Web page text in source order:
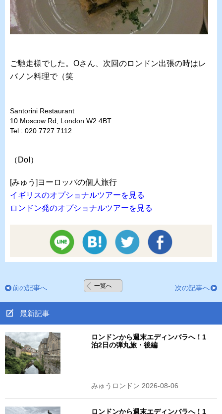
ご馳走様でした。Oさん、次回のロンドン出張の時はレ
バノン料理で（笑
Santorini Restaurant
10 Moscow Rd, London W2 4BT
Tel : 020 7727 7112
（DoI）
[みゅう]ヨーロッパの個人旅行
イギリスのオプショナルツアーを見る
ロンドン発のオプショナルツアーを見る
前の記事へ 一覧へ 次の記事へ
最新記事
ロンドンから週末エディンバラへ！1
泊2日の弾丸旅・後編
みゅうロンドン 2026-08-06
ロンドンから週末エディンバラへ！1